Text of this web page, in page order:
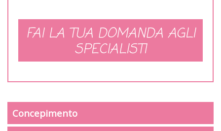
FAI LA TUA DOMANDA AGLI
SPECIALISTI
Concepimento